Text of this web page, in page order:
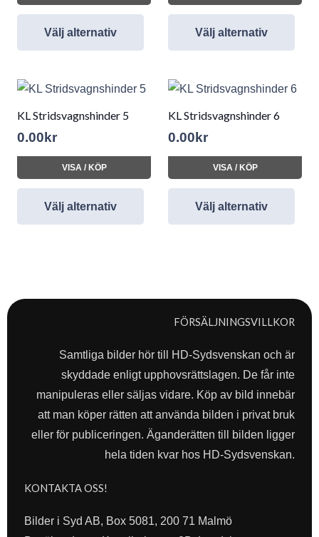
Välj alternativ Välj alternativ
KL Stridsvagnshinder 5
0.00 kr
VISA / KÖP
Välj alternativ
KL Stridsvagnshinder 6
0.00 kr
VISA / KÖP
Välj alternativ
FÖRSÄLJNINGSVILLKOR
Samtliga bilder hör till HD-Sydsvenskan och är
skyddade enligt upphovsrättslagen. De får inte
manipuleras eller säljas vidare. Köp av bild innebär
att man köper rätten att använda bilden i privat bruk
eller för publiceringen. Äganderätten till bilden ligger
hela tiden kvar hos HD-Sydsvenskan.
KONTAKTA OSS!
Bilder i Syd AB, Box 5081, 200 71 Malmö